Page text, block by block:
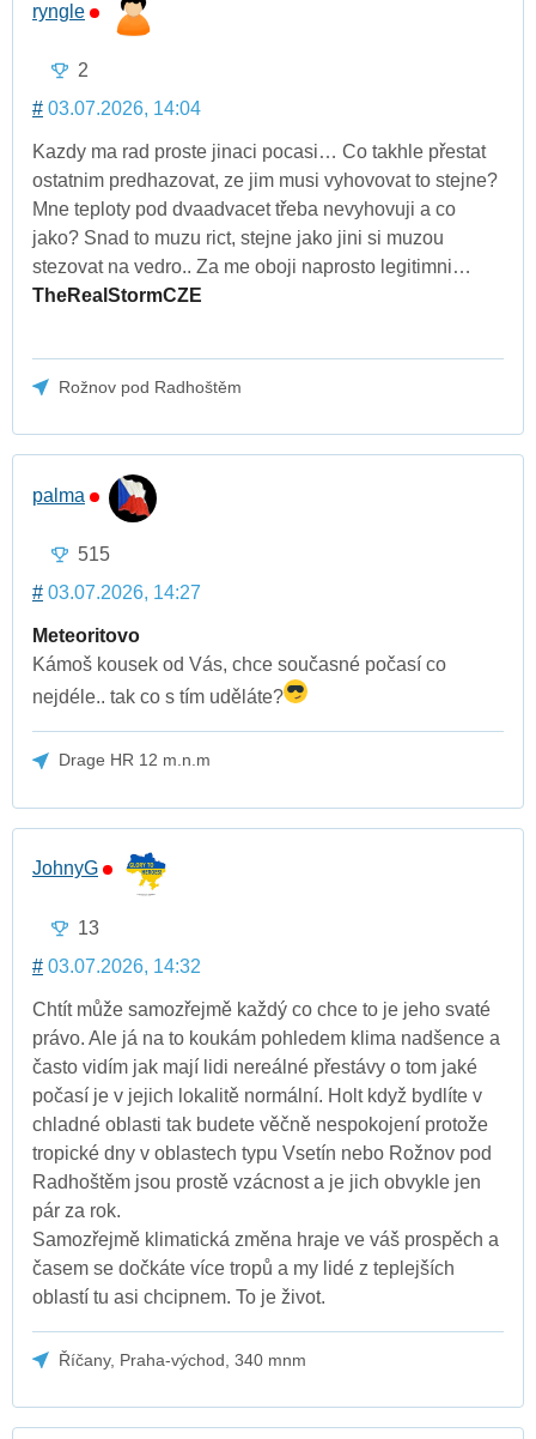
ryngle
2
# 03.07.2026, 14:04
Kazdy ma rad proste jinaci pocasi… Co takhle přestat
ostatnim predhazovat, ze jim musi vyhovovat to stejne?
Mne teploty pod dvaadvacet třeba nevyhovuji a co
jako? Snad to muzu rict, stejne jako jini si muzou
stezovat na vedro.. Za me oboji naprosto legitimni…
TheRealStormCZE
Rožnov pod Radhoštěm
palma
515
# 03.07.2026, 14:27
Meteoritovo
Kámoš kousek od Vás, chce současné počasí co
nejdéle.. tak co s tím uděláte?
Drage HR 12 m.n.m
JohnyG
13
# 03.07.2026, 14:32
Chtít může samozřejmě každý co chce to je jeho svaté
právo. Ale já na to koukám pohledem klima nadšence a
často vidím jak mají lidi nereálné přestávy o tom jaké
počasí je v jejich lokalitě normální. Holt když bydlíte v
chladné oblasti tak budete věčně nespokojení protože
tropické dny v oblastech typu Vsetín nebo Rožnov pod
Radhoštěm jsou prostě vzácnost a je jich obvykle jen
pár za rok.
Samozřejmě klimatická změna hraje ve váš prospěch a
časem se dočkáte více tropů a my lidé z teplejších
oblastí tu asi chcipnem. To je život.
Říčany, Praha-východ, 340 mnm